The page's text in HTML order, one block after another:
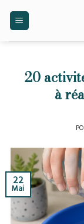
20
à
22
Mai